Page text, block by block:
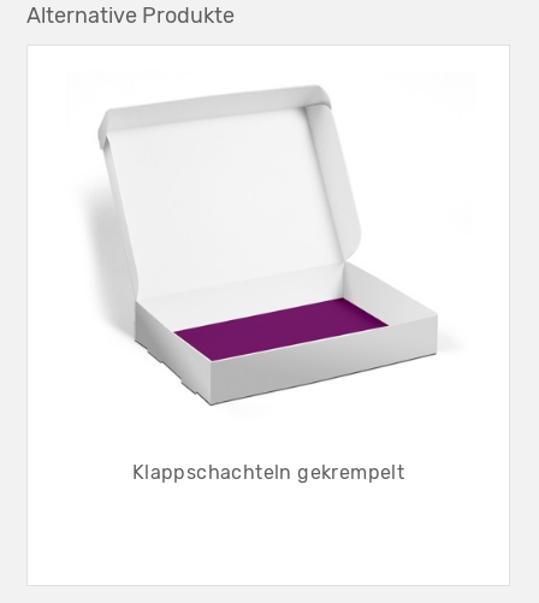
Alternative Produkte
Klappschachteln gekrempelt